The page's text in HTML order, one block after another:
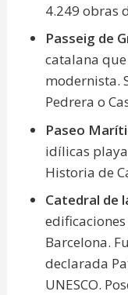
4.249 obras
Passeig de
catalana
modernista.
Pedrera o
Paseo
idílicas
Historia de
Catedral de
Barcelona.
declarada
UNESCO.